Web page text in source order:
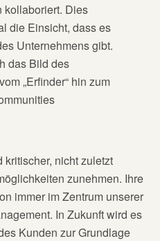
kollaboriert. Dies
die Einsicht, dass es
Unternehmens gibt.
das Bild des
„Erfinder“ hin zum
nicht zuletzt
zunehmen. Ihre
immer im Zentrum unserer
In Zukunft wird es
Kunden zur Grundlage